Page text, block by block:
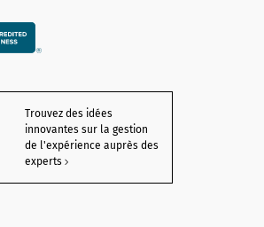
Trouvez des idées
innovantes sur la gestion
de l'expérience auprès des
experts